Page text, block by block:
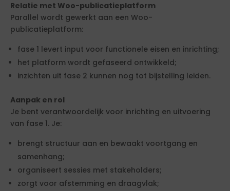
Relatie met Woo-publicatieplatform
Parallel wordt gewerkt aan een Woo-
publicatieplatform:
fase 1 levert input voor functionele eisen en inrichting;
het platform wordt gefaseerd ontwikkeld;
inzichten uit fase 2 kunnen nog tot bijstelling leiden.
Aanpak en rol
Je bent verantwoordelijk voor inrichting en uitvoering
van fase 1. Je:
brengt structuur aan en bewaakt voortgang en
samenhang;
organiseert sessies met stakeholders;
zorgt voor afstemming en draagvlak;